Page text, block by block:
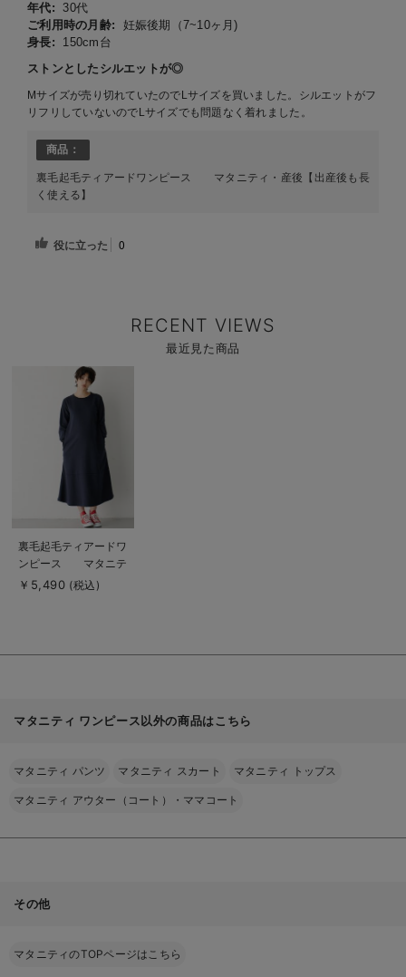
年代:
30代
ご利用時の月齢:
妊娠後期（7~10ヶ月)
身長:
150cm台
ストンとしたシルエットが◎
Mサイズが売り切れていたのでLサイズを買いました。シルエットがフ
リフリしていないのでLサイズでも問題なく着れました。
商品：
裏毛起毛ティアードワンピース マタニティ・産後【出産後も長
く使える】
役に立った 0
RECENT VIEWS
最近見た商品
商
品
詳
を
裏毛起毛ティアードワ
ンピース マタニテ
ィ・産後【出産後も長
￥5,490 (税込)
マタニティ ワンピース以外の商品はこちら
マタニティ パンツ マタニティ スカート マタニティ トップス
マタニティ アウター（コート）・ママコート
その他
マタニティのTOPページはこちら